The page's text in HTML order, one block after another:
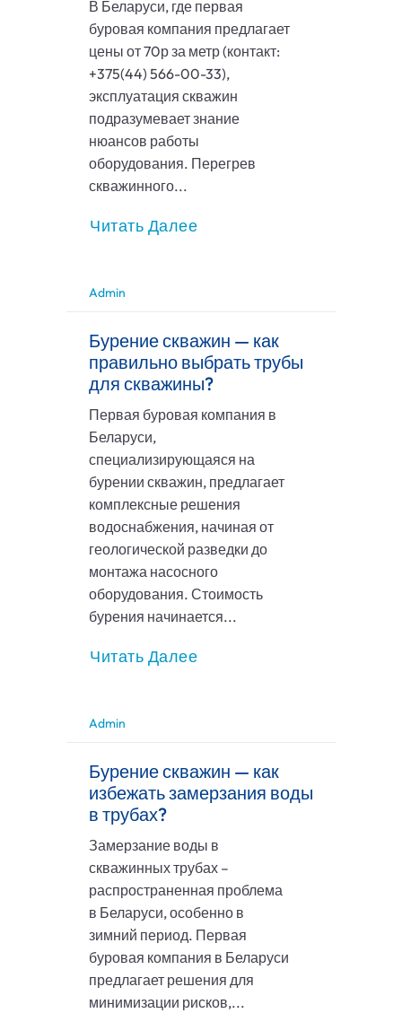
В Беларуси, где первая
буровая компания предлагает
цены от 70р за метр (контакт:
+375(44) 566-00-33),
эксплуатация скважин
подразумевает знание
нюансов работы
оборудования. Перегрев
скважинного...
Читать Далее
Admin
Бурение скважин — как
правильно выбрать трубы
для скважины?
Первая буровая компания в
Беларуси,
специализирующаяся на
бурении скважин, предлагает
комплексные решения
водоснабжения, начиная от
геологической разведки до
монтажа насосного
оборудования. Стоимость
бурения начинается...
Читать Далее
Admin
Бурение скважин — как
избежать замерзания воды
в трубах?
Замерзание воды в
скважинных трубах –
распространенная проблема
в Беларуси, особенно в
зимний период. Первая
буровая компания в Беларуси
предлагает решения для
минимизации рисков,...